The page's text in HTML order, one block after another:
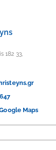
182 33,
Maps